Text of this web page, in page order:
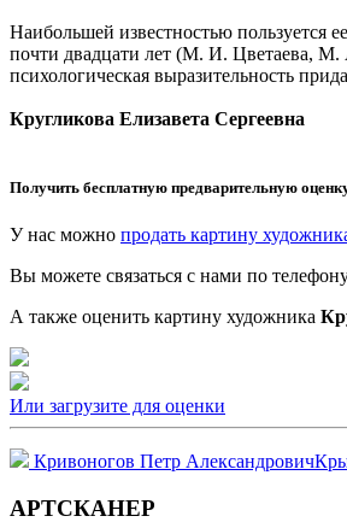
Наибольшей известностью пользуется
почти двадцати лет (М. И. Цветаева,
психологическая выразительность
Кругликова Елизавета Сергеевна
Получить бесплатную предварительную
У нас можно продать картину
Вы можете связаться с нами по
А также оценить картину художника
Или загрузите для оценки
Кривоногов Петр Александрович
АРТСКАНЕР